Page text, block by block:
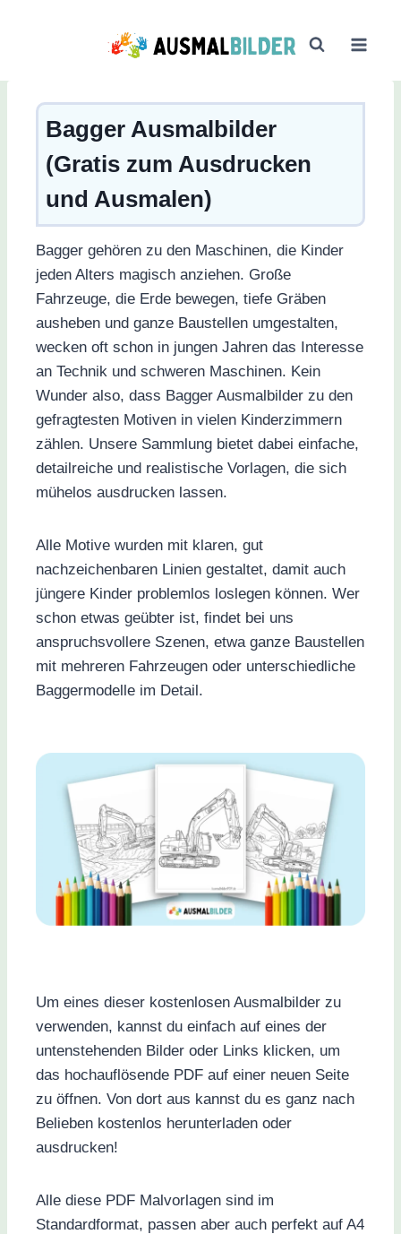
Bagger Ausmalbilder
(Gratis zum Ausdrucken
und Ausmalen)
Bagger gehören zu den Maschinen, die Kinder
jeden Alters magisch anziehen. Große
Fahrzeuge, die Erde bewegen, tiefe Gräben
ausheben und ganze Baustellen umgestalten,
wecken oft schon in jungen Jahren das Interesse
an Technik und schweren Maschinen. Kein
Wunder also, dass Bagger Ausmalbilder zu den
gefragtesten Motiven in vielen Kinderzimmern
zählen. Unsere Sammlung bietet dabei einfache,
detailreiche und realistische Vorlagen, die sich
mühelos ausdrucken lassen.
Alle Motive wurden mit klaren, gut
nachzeichenbaren Linien gestaltet, damit auch
jüngere Kinder problemlos loslegen können. Wer
schon etwas geübter ist, findet bei uns
anspruchsvollere Szenen, etwa ganze Baustellen
mit mehreren Fahrzeugen oder unterschiedliche
Baggermodelle im Detail.
Um eines dieser kostenlosen Ausmalbilder zu
verwenden, kannst du einfach auf eines der
untenstehenden Bilder oder Links klicken, um
das hochauflösende PDF auf einer neuen Seite
zu öffnen. Von dort aus kannst du es ganz nach
Belieben kostenlos herunterladen oder
ausdrucken!
Alle diese PDF Malvorlagen sind im
Standardformat, passen aber auch perfekt auf A4